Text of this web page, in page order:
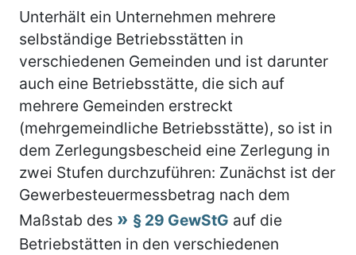
Unterhält ein Unternehmen mehrere
selbständige Betriebsstätten in
verschiedenen Gemeinden und ist darunter
auch eine Betriebsstätte, die sich auf
mehrere Gemeinden erstreckt
(mehrgemeindliche Betriebsstätte), so ist in
dem Zerlegungsbescheid eine Zerlegung in
zwei Stufen durchzuführen: Zunächst ist der
Gewerbesteuermessbetrag nach dem
Maßstab des
§ 29 GewStG auf die
Betriebstätten in den verschiedenen